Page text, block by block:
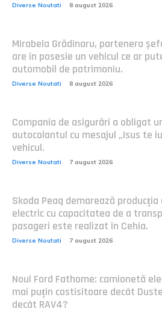
Diverse Noutati 8 august 2026
Mirabela Grădinaru, partenera
are în posesie un vehicul ce ar
automobil de patrimoniu.
Diverse Noutati 8 august 2026
Compania de asigurări a obligat
autocolantul cu mesajul „Isus te
vehicul.
Diverse Noutati 7 august 2026
Skoda Peaq demarează producția
electric cu capacitatea de a
pasageri este realizat în Cehia.
Diverse Noutati 7 august 2026
Noul Ford Fathome: camionetă
mai puțin costisitoare decât
decât RAV4?